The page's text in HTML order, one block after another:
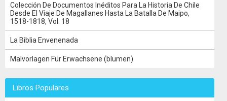
Colección De Documentos Inéditos Para La Historia De Chile
Desde El Viaje De Magallanes Hasta La Batalla De Maipo,
1518-1818, Vol. 18
La Biblia Envenenada
Malvorlagen Für Erwachsene (blumen)
Libros Populares